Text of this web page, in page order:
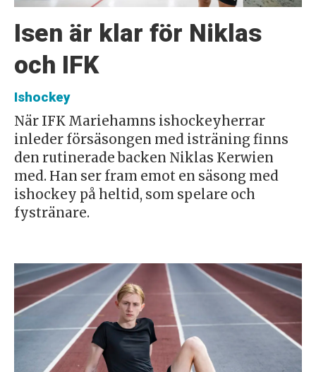
Isen är klar för Niklas
och IFK
Ishockey
När IFK Mariehamns ishockeyherrar
inleder försäsongen med isträning finns
den rutinerade backen Niklas Kerwien
med. Han ser fram emot en säsong med
ishockey på heltid, som spelare och
fystränare.